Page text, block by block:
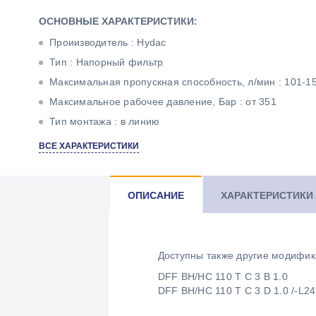
ОСНОВНЫЕ ХАРАКТЕРИСТИКИ:
Проиизводитель : Hydac
Тип : Напорный фильтр
Максимальная пропускная способность, л/мин : 101-
Максимальное рабочее давление, Бар : от 351
Тип монтажа : в линию
Тонкость фильтрации, мкм : 3
Резьба : 3/4" BSP
ВСЕ ХАРАКТЕРИСТИКИ
ОПИСАНИЕ ХАРАКТЕРИСТИКИ
Доступны также другие
DFF BH/HC 110 T C 3 B 1.0
DFF BH/HC 110 T C 3 D 1.0 /-L24